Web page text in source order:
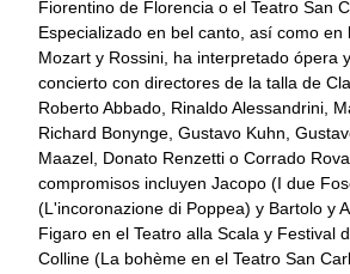
Fiorentino de Florencia o el Teatro San
Especializado en bel canto, así como en
Mozart y Rossini, ha interpretado ópera
concierto con directores de la talla de
Roberto Abbado, Rinaldo Alessandrini,
Richard Bonynge, Gustavo Kuhn,
Maazel, Donato Renzetti o Corrado
compromisos incluyen Jacopo (I due
(L'incoronazione di Poppea) y Bartolo y
Figaro en el Teatro alla Scala y Festival
Colline (La bohème en el Teatro San